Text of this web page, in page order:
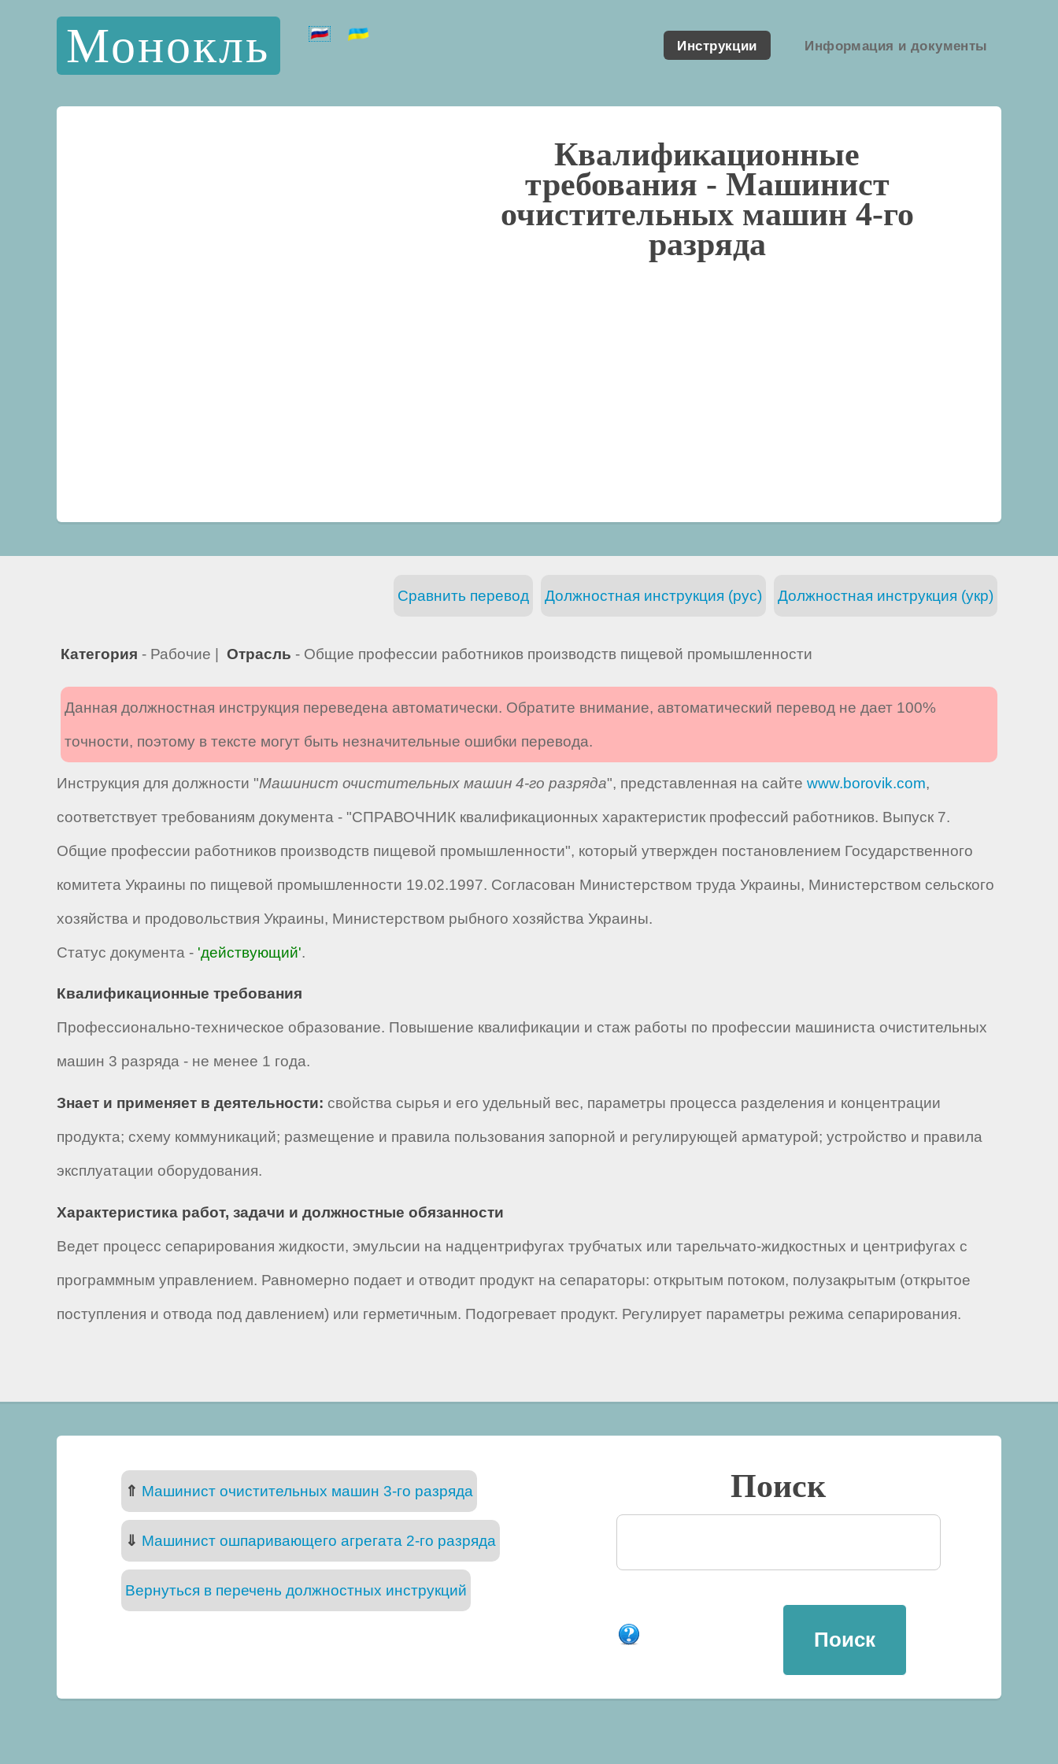
Монокль Инструкции Информация и документы
Квалификационные
требования - Машинист
очистительных машин 4-го
разряда
Должностная инструкция (укр)
Должностная инструкция (рус)
Сравнить перевод
Категория - Рабочие | Отрасль - Общие профессии работников производств пищевой промышленности
Данная должностная инструкция переведена автоматически. Обратите внимание, автоматический перевод не дает 100%
точности, поэтому в тексте могут быть незначительные ошибки перевода.
Инструкция для должности "Машинист очистительных машин 4-го разряда", представленная на сайте www.borovik.com,
соответствует требованиям документа - "СПРАВОЧНИК квалификационных характеристик профессий работников. Выпуск 7.
Общие профессии работников производств пищевой промышленности", который утвержден постановлением Государственного
комитета Украины по пищевой промышленности 19.02.1997. Согласован Министерством труда Украины, Министерством сельского
хозяйства и продовольствия Украины, Министерством рыбного хозяйства Украины.
Статус документа - 'действующий'.
Квалификационные требования
Профессионально-техническое образование. Повышение квалификации и стаж работы по профессии машиниста очистительных
машин 3 разряда - не менее 1 года.
Знает и применяет в деятельности: свойства сырья и его удельный вес, параметры процесса разделения и концентрации
продукта; схему коммуникаций; размещение и правила пользования запорной и регулирующей арматурой; устройство и правила
эксплуатации оборудования.
Характеристика работ, задачи и должностные обязанности
Ведет процесс сепарирования жидкости, эмульсии на надцентрифугах трубчатых или тарельчато-жидкостных и центрифугах с
программным управлением. Равномерно подает и отводит продукт на сепараторы: открытым потоком, полузакрытым (открытое
поступления и отвода под давлением) или герметичным. Подогревает продукт. Регулирует параметры режима сепарирования.
⇑ Машинист очистительных машин 3-го разряда
⇓ Машинист ошпаривающего агрегата 2-го разряда
Вернуться в перечень должностных инструкций
Поиск